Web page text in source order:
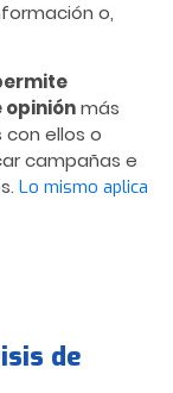
o,
opiniónmás
ellos o
campañas e
Lo mismo aplica
de